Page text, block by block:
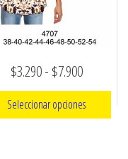
$3.290- $7.900Rango
de
precios:
Seleccionar opciones